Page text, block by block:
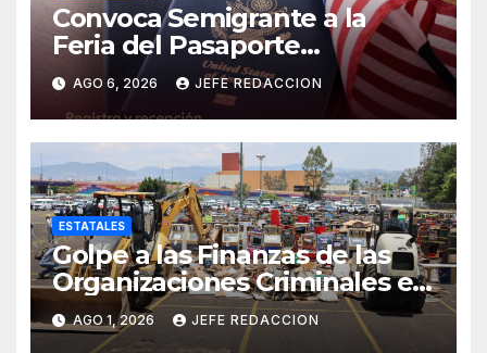
Convoca Semigrante a la
Feria del Pasaporte
Estadounidense 2026
AGO 6, 2026 JEFE REDACCION
ESTATALES
Golpe a las Finanzas de las
Organizaciones Criminales en
Operativos
Interinstitucionales
AGO 1, 2026 JEFE REDACCION